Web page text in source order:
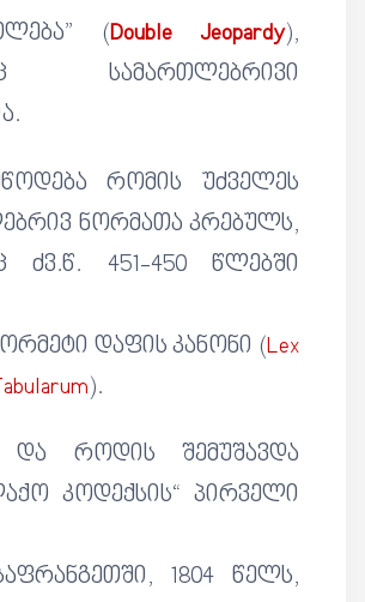
(Double Jeopardy),
სამართლებრივი
რომის უძველეს
ნორმათა კრებულს,
ძვ.წ. 451-450 წლებში
დაფის კანონი (Lex
).
როდის შემუშავდა
კოდექსის“ პირველი
1804 წელს,